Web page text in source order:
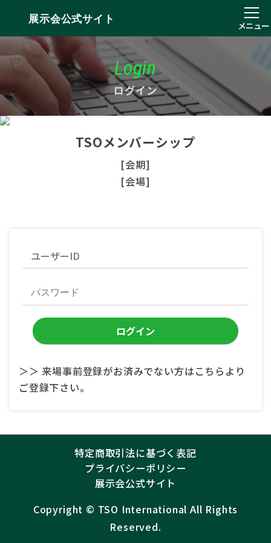
展示会公式サイト
メニュー
Login
ログイン
TSOメンバーシップ
[会期]
[会場]
＞＞ 来場事前登録がお済みでない方はこちらより
ご登録下さい。
特定商取引法に基づく表記
プライバシーポリシー
展示会公式サイト
Copyright ©︎ TSO International All Rights
Reserved.